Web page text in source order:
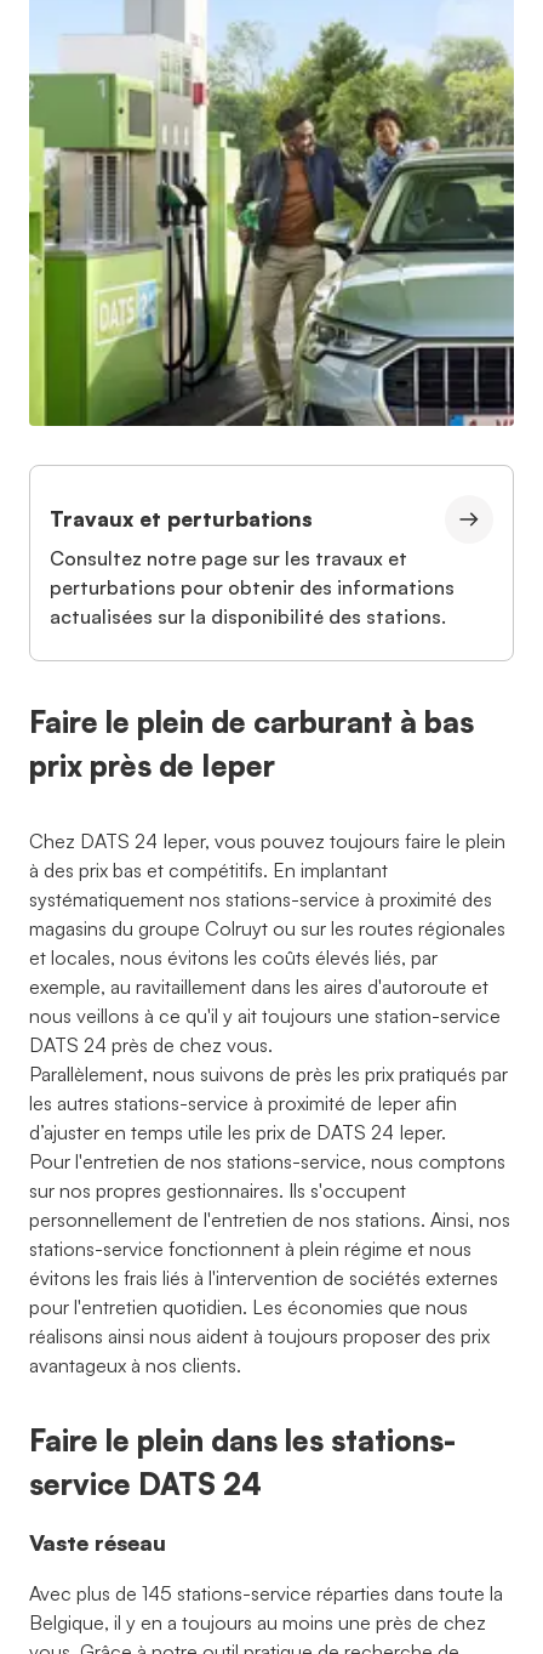
Travaux et perturbations
Consultez notre page sur les travaux et
perturbations pour obtenir des informations
actualisées sur la disponibilité des stations.
Faire le plein de carburant à bas
prix près de Ieper
Chez DATS 24 Ieper, vous pouvez toujours faire le plein
à des prix bas et compétitifs. En implantant
systématiquement nos stations-service à proximité des
magasins du groupe Colruyt ou sur les routes régionales
et locales, nous évitons les coûts élevés liés, par
exemple, au ravitaillement dans les aires d'autoroute et
nous veillons à ce qu'il y ait toujours une station-service
DATS 24 près de chez vous.
Parallèlement, nous suivons de près les prix pratiqués par
les autres stations-service à proximité de Ieper afin
d’ajuster en temps utile les prix de DATS 24 Ieper.
Pour l'entretien de nos stations-service, nous comptons
sur nos propres gestionnaires. Ils s'occupent
personnellement de l'entretien de nos stations. Ainsi, nos
stations-service fonctionnent à plein régime et nous
évitons les frais liés à l'intervention de sociétés externes
pour l'entretien quotidien. Les économies que nous
réalisons ainsi nous aident à toujours proposer des prix
avantageux à nos clients.
Faire le plein dans les stations-
service DATS 24
Vaste réseau
Avec plus de 145 stations-service réparties dans toute la
Belgique, il y en a toujours au moins une près de chez